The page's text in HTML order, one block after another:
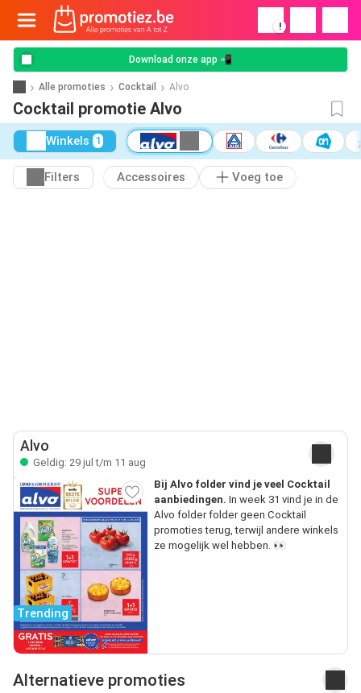
!
Download onze app 📲
Alle promoties Cocktail Alvo
Cocktail promotie Alvo
Winkels 1
Filters Accessoires Voeg toe
Alvo
Geldig: 29 jul t/m 11 aug
Trending
Bij Alvo folder vind je veel Cocktail
aanbiedingen. In week 31 vind je in de
Alvo folder folder geen Cocktail
promoties terug, terwijl andere winkels
ze mogelijk wel hebben. 👀
Alternatieve promoties